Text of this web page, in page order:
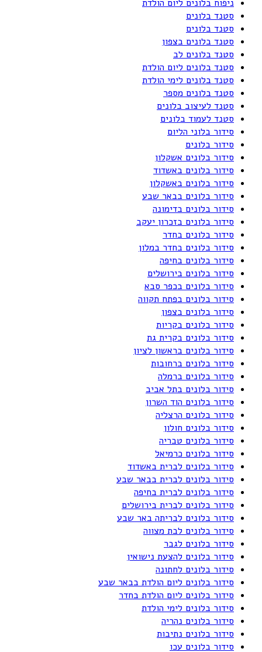
ניפוח בלונים ליום הולדת
סטנד בלונים
סטנד בלונים
סטנד בלונים בצפון
סטנד בלונים לב
סטנד בלונים ליום הולדת
סטנד בלונים לימי הולדת
סטנד בלונים מספר
סטנד לעיצוב בלונים
סטנד לעמוד בלונים
סידור בלוני הליום
סידור בלונים
סידור בלונים אשקלון
סידור בלונים באשדוד
סידור בלונים באשקלון
סידור בלונים בבאר שבע
סידור בלונים בדימונה
סידור בלונים בזכרון יעקב
סידור בלונים בחדר
סידור בלונים בחדר במלון
סידור בלונים בחיפה
סידור בלונים בירושלים
סידור בלונים בכפר סבא
סידור בלונים בפתח תקווה
סידור בלונים בצפון
סידור בלונים בקריות
סידור בלונים בקרית גת
סידור בלונים בראשון לציון
סידור בלונים ברחובות
סידור בלונים ברמלה
סידור בלונים בתל אביב
סידור בלונים הוד השרון
סידור בלונים הרצליה
סידור בלונים חולון
סידור בלונים טבריה
סידור בלונים כרמיאל
סידור בלונים לברית באשדוד
סידור בלונים לברית בבאר שבע
סידור בלונים לברית בחיפה
סידור בלונים לברית בירושלים
סידור בלונים לבריתה באר שבע
סידור בלונים לבת מצווה
סידור בלונים לגבר
סידור בלונים להצעת נישואין
סידור בלונים לחתונה
סידור בלונים ליום הולדת בבאר שבע
סידור בלונים ליום הולדת בחדר
סידור בלונים לימי הולדת
סידור בלונים נהריה
סידור בלונים נתיבות
סידור בלונים עכו